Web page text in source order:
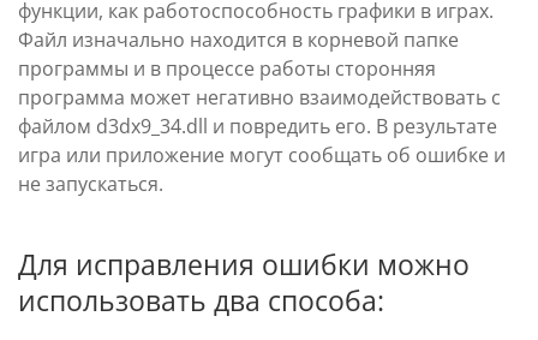
функции, как работоспособность графики в играх.
Файл изначально находится в корневой папке
программы и в процессе работы сторонняя
программа может негативно взаимодействовать с
файлом d3dx9_34.dll и повредить его. В результате
игра или приложение могут сообщать об ошибке и
не запускаться.
Для исправления ошибки можно
использовать два способа: